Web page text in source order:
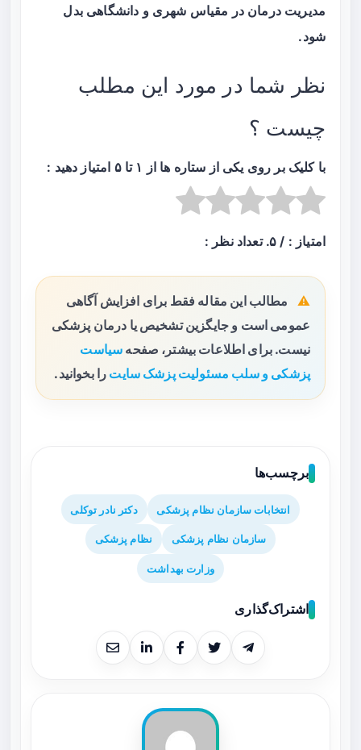
مدیریت درمان در مقیاس شهری و دانشگاهی بدل
شود.
نظر شما در مورد این مطلب
چیست ؟
با کلیک بر روی یکی از ستاره ها از ۱ تا ۵ امتیاز دهید :
امتیاز : / ۵. تعداد نظر :
مطالب این مقاله فقط برای افزایش آگاهی
عمومی است و جایگزین تشخیص یا درمان پزشکی
نیست. برای اطلاعات بیشتر، صفحه سیاست
پزشکی و سلب مسئولیت پزشک سایت را بخوانید.
برچسب‌ها
انتخابات سازمان نظام پزشکی دکتر نادر توکلی
سازمان نظام پزشکی نظام پزشکی
وزارت بهداشت
اشتراک‌گذاری